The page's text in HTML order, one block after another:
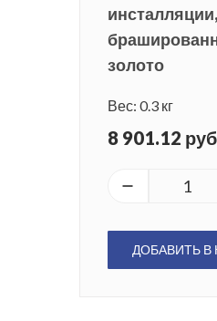
инсталляции,
золото
Вес: 0.3 кг
8 901.12
ДОБАВИТЬ В